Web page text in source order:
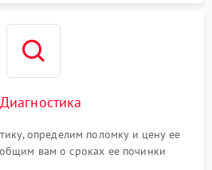
определим поломку и цену ее
вам о сроках ее починки